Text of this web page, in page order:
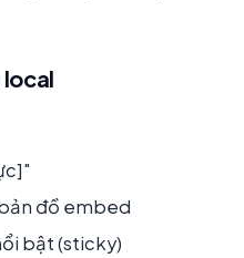
local
đồ embed
bật (sticky)